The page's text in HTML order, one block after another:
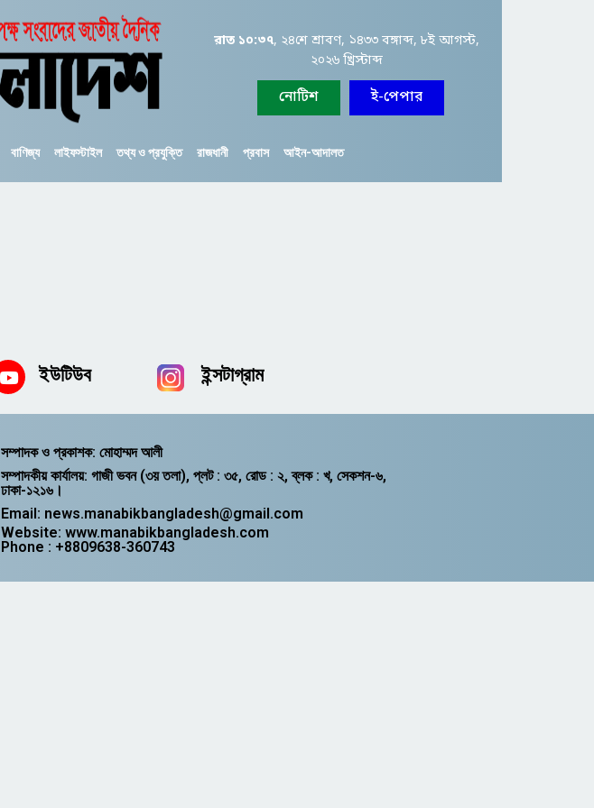
রাত ১০:৩৭, ২৪শে শ্রাবণ, ১৪৩৩ বঙ্গাব্দ, ৮ই আগস্ট,
২০২৬ খ্রিস্টাব্দ
নোটিশ ই-পেপার
বাণিজ্য লাইফস্টাইল তথ্য ও প্রযুক্তি রাজধানী প্রবাস আইন-আদালত
ইউটিউব ইন্সটাগ্রাম
সম্পাদক ও প্রকাশক: মোহাম্মদ আলী
সম্পাদকীয় কার্যালয়: গাজী ভবন (৩য় তলা), প্লট : ৩৫, রোড : ২, ব্লক : খ, সেকশন-৬,
ঢাকা-১২১৬।
Email: news.manabikbangladesh@gmail.com
Website: www.manabikbangladesh.com
Phone : +8809638-360743